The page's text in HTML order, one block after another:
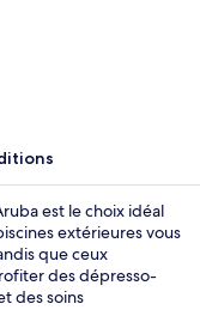
est le choix idéal
extérieures vous
que ceux
des dépresso-
des soins